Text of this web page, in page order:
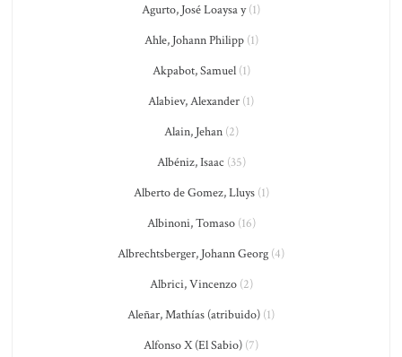
Agurto, José Loaysa y(1)
Ahle, Johann Philipp(1)
Akpabot, Samuel(1)
Alabiev, Alexander (1)
Alain, Jehan(2)
Albéniz, Isaac (35)
Alberto de Gomez, Lluys(1)
Albinoni, Tomaso(16)
Albrechtsberger, Johann Georg (4)
Albrici, Vincenzo(2)
Aleñar, Mathías (atribuido) (1)
Alfonso X (El Sabio) (7)